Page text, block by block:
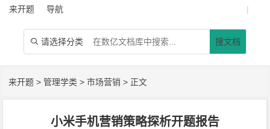
来开题 导航 |
 请选择分类 搜文档
来开题 >管理学类 >市场营销 > 正文
小米手机营销策略探析开题报告